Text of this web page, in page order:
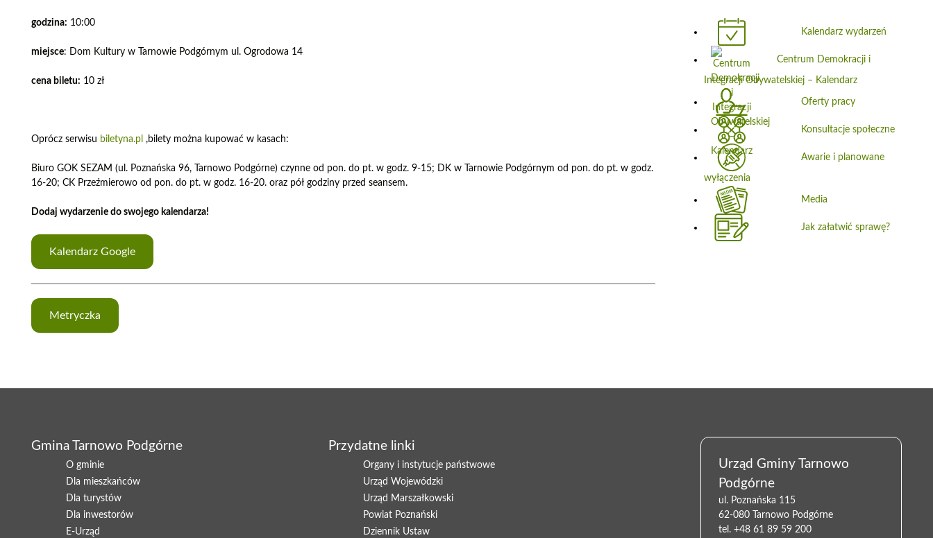
godzina: 10:00
miejsce: Dom Kultury w Tarnowie Podgórnym ul. Ogrodowa 14
cena biletu: 10 zł
Oprócz serwisu biletyna.pl ,bilety można kupować w kasach:
Biuro GOK SEZAM (ul. Poznańska 96, Tarnowo Podgórne) czynne od pon. do pt. w godz. 9-15; DK w Tarnowie Podgórnym od pon. do pt. w godz.
16-20; CK Przeźmierowo od pon. do pt. w godz. 16-20. oraz pół godziny przed seansem.
Dodaj wydarzenie do swojego kalendarza!
Kalendarz Google
Metryczka
Kalendarz wydarzeń
Centrum Demokracji i
Integracji Obywatelskiej – Kalendarz
Oferty pracy
Konsultacje społeczne
Awarie i planowane
wyłączenia
Media
Jak załatwić sprawę?
Gmina Tarnowo Podgórne
O gminie
Dla mieszkańców
Dla turystów
Dla inwestorów
E-Urząd
Przydatne linki
Organy i instytucje państwowe
Urząd Wojewódzki
Urząd Marszałkowski
Powiat Poznański
Dziennik Ustaw
Urząd Gminy Tarnowo
Podgórne
ul. Poznańska 115
62-080 Tarnowo Podgórne
tel. +48 61 89 59 200